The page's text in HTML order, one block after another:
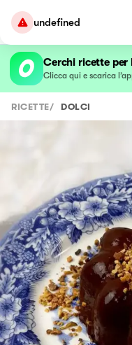
undefined
Cerchi ricette per
Clicca qui e scarica
RICETTE/ DOLCI